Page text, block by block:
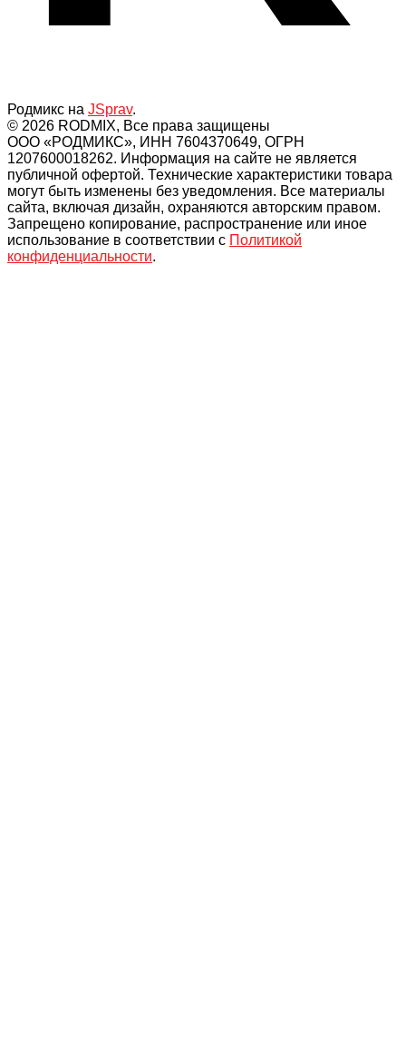
Родмикс на JSprav.
© 2026 RODMIX, Все права защищены
ООО «РОДМИКС», ИНН 7604370649, ОГРН
1207600018262. Информация на сайте не является
публичной офертой. Технические характеристики товара
могут быть изменены без уведомления. Все материалы
сайта, включая дизайн, охраняются авторским правом.
Запрещено копирование, распространение или иное
использование в соответствии с Политикой
конфиденциальности.